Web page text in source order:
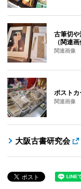
古筆切
（関連画
関連画像
ポストカ
関連画像
大阪古書研究会